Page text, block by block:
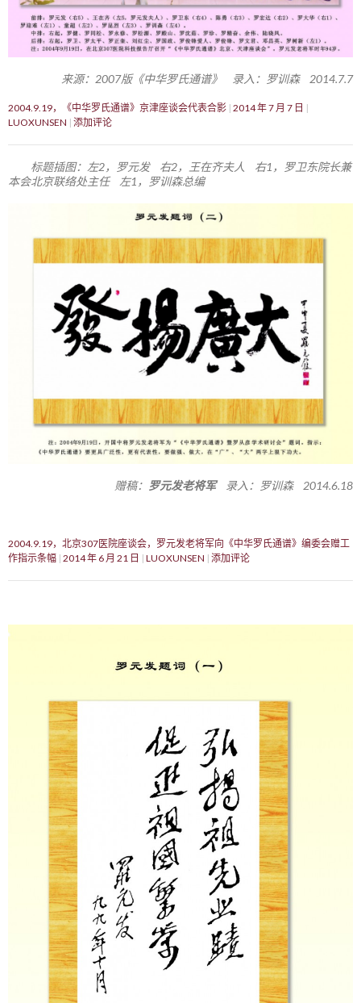
来源：2007版《中华罗氏通谱》 录入：罗训森 2014.7.7
2004.9.19，《中华罗氏通谱》京津座谈会代表合影 2014 年 7 月 7 日
LUOXUNSEN 添加评论
标题插图：左2，罗元发 右2，王在齐夫人 右1，罗卫东院长兼
本会北京联络处主任 左1，罗训森总编
赠稿： 罗元发老将军录入：罗训森 2014.6.18
2004.9.19，北京307医院座谈会，罗元发老将军向《中华罗氏通谱》编委会赠工
作指示条幅 2014 年 6 月 21 日 LUOXUNSEN 添加评论